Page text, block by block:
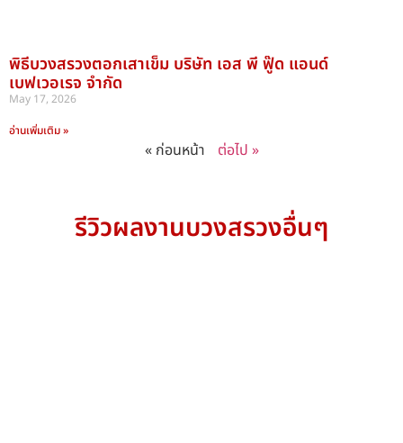
พิธีบวงสรวงตอกเสาเข็ม บริษัท เอส พี ฟู๊ด แอนด์
เบฟเวอเรจ จำกัด
May 17, 2026
อ่านเพิ่มเติม »
« ก่อนหน้า ต่อไป »
รีวิวผลงานบวงสรวงอื่นๆ